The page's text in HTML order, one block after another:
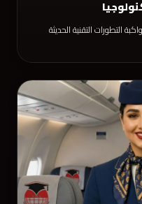
التطورات التقنية الحديثة